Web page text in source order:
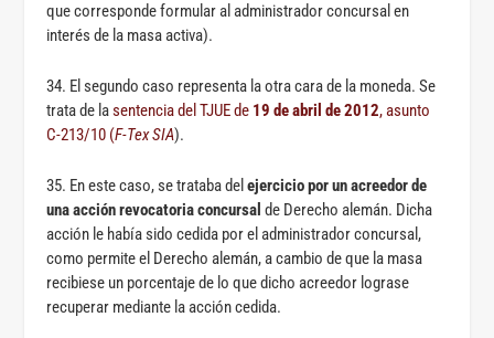
que corresponde formular al administrador concursal en
interés de la masa activa).
34. El segundo caso representa la otra cara de la moneda. Se
trata de lasentencia del TJUE de 19 de abril de 2012, asunto
C-213/10 (F-Tex SIA).
35. En este caso, se trataba delejercicio por un acreedor de
una acción revocatoria concursal de Derecho alemán. Dicha
acción le había sido cedida por el administrador concursal,
como permite el Derecho alemán, a cambio de que la masa
recibiese un porcentaje de lo que dicho acreedor lograse
recuperar mediante la acción cedida.